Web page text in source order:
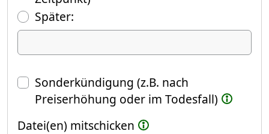
Später:(Fokus springt automatisch ins
Datum
Sonderkündigung (z.B. nach
Preiserhöhung oder im Todesfall)
Datei(en) mitschicken